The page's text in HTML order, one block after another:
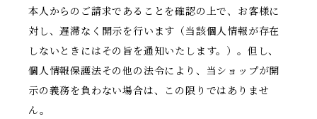
本人からのご請求であることを確認の上で、お客様に
対し、遅滞なく開示を行います（当該個人情報が存在
しないときにはその旨を通知いたします。）。但し、
個人情報保護法その他の法令により、当ショップが開
示の義務を負わない場合は、この限りではありませ
ん。